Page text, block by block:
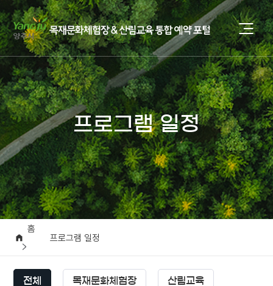
프로그램 일정
홈
프로그램 일정
전체 목재문화체험장 산림교육